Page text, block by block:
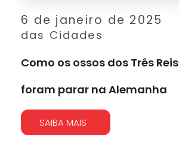
6 de janeiro de 2025
das Cidades
Como os ossos dos Três
foram parar na Alemanha
SAIBA MAIS